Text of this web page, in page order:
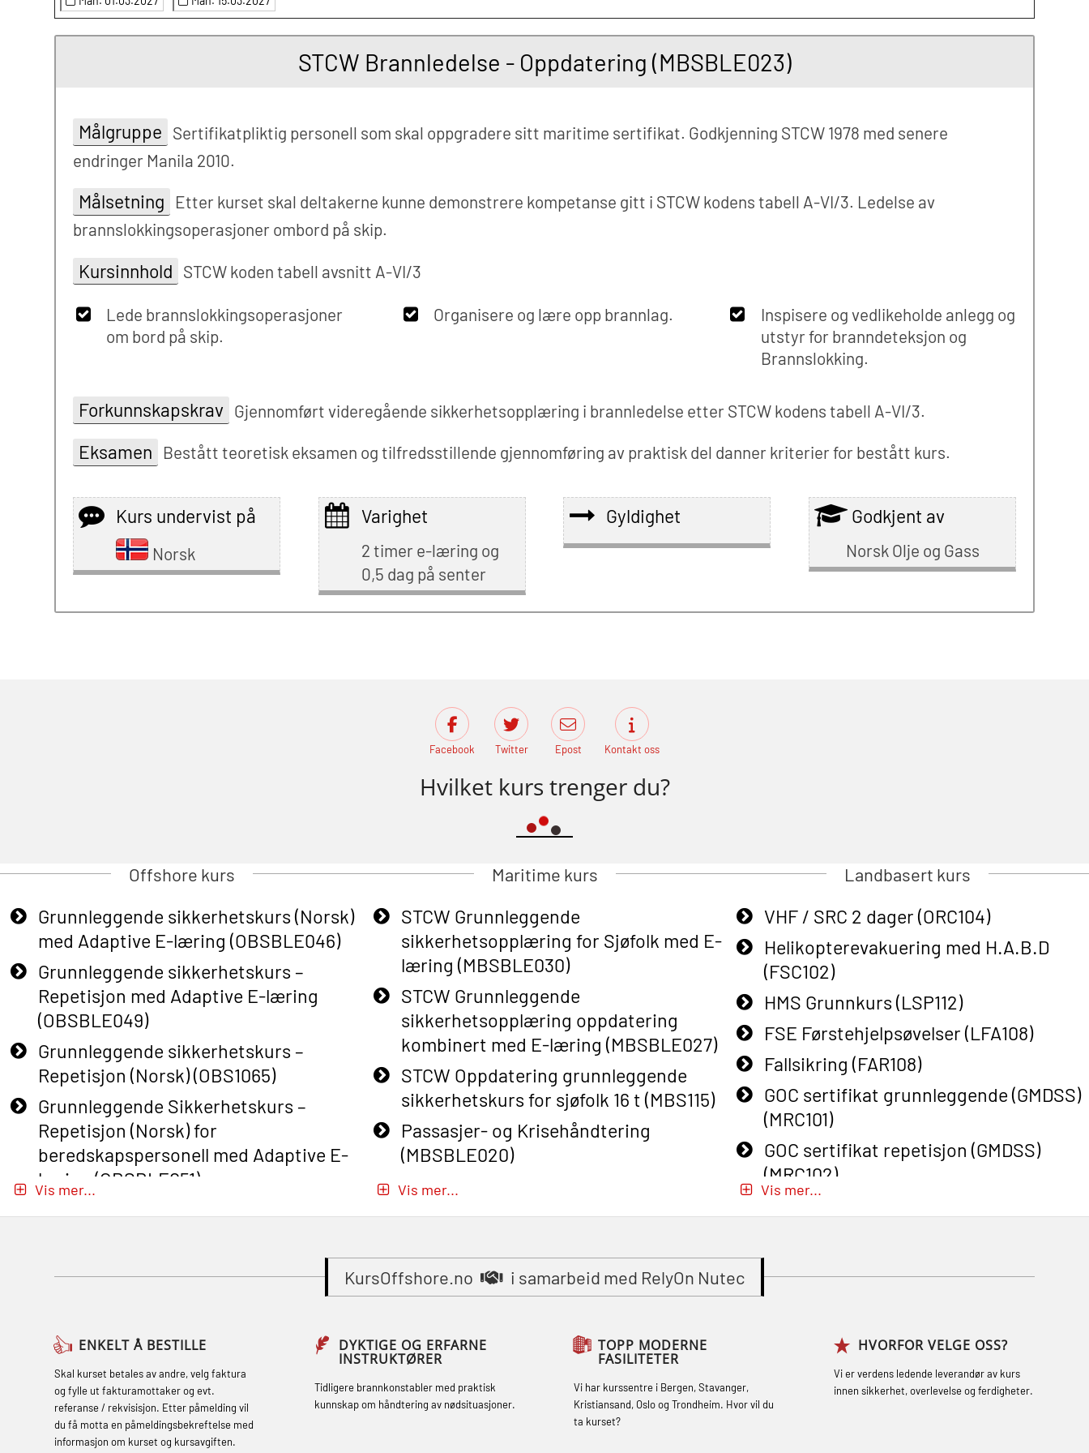
STCW Brannledelse - Oppdatering (MBSBLE023)
Målgruppe Sertifikatpliktig personell som skal oppgradere sitt maritime sertifikat. Godkjenning STCW 1978 med senere
endringer Manila 2010.
Målsetning
Etter kurset skal deltakerne kunne demonstrere kompetanse gitt i STCW kodens tabell A-VI/3. Ledelse av
brannslokkingsoperasjoner ombord på skip.
Kursinnhold STCW koden tabell avsnitt A-VI/3
Lede brannslokkingsoperasjoner
om bord på skip.
Organisere og lære opp brannlag.
Inspisere og vedlikeholde anlegg og
utstyr for branndeteksjon og
Brannslokking.
Forkunnskapskrav Gjennomført videregående sikkerhetsopplæring i brannledelse etter STCW kodens tabell A-VI/3.
Eksamen Bestått teoretisk eksamen og tilfredsstillende gjennomføring av praktisk del danner kriterier for bestått kurs.
Kurs undervist på
Norsk
Varighet
2 timer e-læring og
0,5 dag på senter
Gyldighet Godkjent av
Norsk Olje og Gass
Facebook Twitter Epost Kontakt oss
Hvilket kurs trenger du?
Offshore kurs
Grunnleggende sikkerhetskurs (Norsk)
med Adaptive E-læring (OBSBLE046)
Grunnleggende sikkerhetskurs –
Repetisjon med Adaptive E-læring
(OBSBLE049)
Grunnleggende sikkerhetskurs –
Repetisjon (Norsk) (OBS1065)
Grunnleggende Sikkerhetskurs –
Repetisjon (Norsk) for
beredskapspersonell med Adaptive E-
læring (OBSBLE051)
Basic Safety Training – Refresher
Course (English) (OBS1063)
Basic Safety Training – Refresher
Course (English) for emergency
response personnel with Adaptive E-
Vis mer...
Maritime kurs
STCW Grunnleggende
sikkerhetsopplæring for Sjøfolk med E-
læring (MBSBLE030)
STCW Grunnleggende
sikkerhetsopplæring oppdatering
kombinert med E-læring (MBSBLE027)
STCW Oppdatering grunnleggende
sikkerhetskurs for sjøfolk 16 t (MBS115)
Passasjer- og Krisehåndtering
(MBSBLE020)
Passasjer- og Krisehåndtering
sikkerhetsopplæring for fiskere
(MBSBLE031)
sikkerhetsopplæring for fiskere
oppdatering (MBSBLE032)
STCW Sikkerhetsopplæring for mindre
Vis mer...
Landbasert kurs
VHF / SRC 2 dager (ORC104)
Helikopterevakuering med H.A.B.D
(FSC102)
HMS Grunnkurs (LSP112)
FSE Førstehjelpsøvelser (LFA108)
Fallsikring (FAR108)
GOC sertifikat grunnleggende (GMDSS)
(MRC101)
GOC sertifikat repetisjon (GMDSS)
(MRC102)
Gass kurs H2S (OSP105)
Grunnkurs Røykdykking Industrivern
Helikopterevakuering med HABD, inkl.
Vis mer...
KursOffshore.no i samarbeid med RelyOn Nutec
ENKELT Å BESTILLE
Skal kurset betales av andre, velg faktura
og fylle ut fakturamottaker og evt.
referanse / rekvisisjon. Etter påmelding vil
du få motta en påmeldingsbekreftelse med
informasjon om kurset og kursavgiften.
DYKTIGE OG ERFARNE
INSTRUKTØRER
Tidligere brannkonstabler med praktisk
kunnskap om håndtering av nødsituasjoner.
TOPP MODERNE
FASILITETER
Vi har kurssentre i Bergen, Stavanger,
Kristiansand, Oslo og Trondheim. Hvor vil du
ta kurset?
HVORFOR VELGE OSS?
Vi er verdens ledende leverandør av kurs
innen sikkerhet, overlevelse og ferdigheter.